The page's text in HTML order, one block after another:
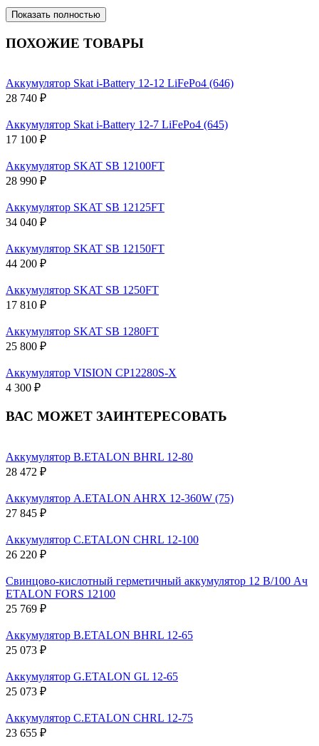
Показать полностью
ПОХОЖИЕ ТОВАРЫ
Аккумулятор Skat i-Battery 12-12 LiFePo4 (646)
28 740 ₽
Аккумулятор Skat i-Battery 12-7 LiFePo4 (645)
17 100 ₽
Аккумулятор SKAT SB 12100FT
28 990 ₽
Аккумулятор SKAT SB 12125FT
34 040 ₽
Аккумулятор SKAT SB 12150FT
44 200 ₽
Аккумулятор SKAT SB 1250FT
17 810 ₽
Аккумулятор SKAT SB 1280FT
25 800 ₽
Аккумулятор VISION CP12280S-X
4 300 ₽
ВАС МОЖЕТ ЗАИНТЕРЕСОВАТЬ
Аккумулятор B.ETALON BHRL 12-80
28 472 ₽
Аккумулятор A.ETALON AHRX 12-360W (75)
27 845 ₽
Аккумулятор C.ETALON CHRL 12-100
26 220 ₽
Свинцово-кислотный герметичный аккумулятор 12 В/100 Ач
ETALON FORS 12100
25 769 ₽
Аккумулятор B.ETALON BHRL 12-65
25 073 ₽
Аккумулятор G.ETALON GL 12-65
25 073 ₽
Аккумулятор C.ETALON CHRL 12-75
23 655 ₽